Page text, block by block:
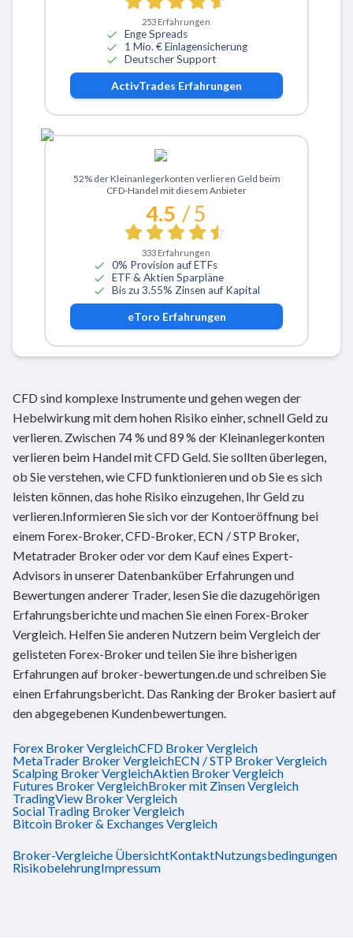
253 Erfahrungen
Enge Spreads
1 Mio. € Einlagensicherung
Deutscher Support
ActivTrades Erfahrungen
Zu eToro
52% der Kleinanlegerkonten verlieren Geld beim
CFD-Handel mit diesem Anbieter
4.5 / 5
333 Erfahrungen
0% Provision auf ETFs
ETF & Aktien Sparpläne
Bis zu 3.55% Zinsen auf Kapital
eToro Erfahrungen
CFD sind komplexe Instrumente und gehen wegen der
Hebelwirkung mit dem hohen Risiko einher, schnell Geld zu
verlieren. Zwischen 74 % und 89 % der Kleinanlegerkonten
verlieren beim Handel mit CFD Geld. Sie sollten überlegen,
ob Sie verstehen, wie CFD funktionieren und ob Sie es sich
leisten können, das hohe Risiko einzugehen, Ihr Geld zu
verlieren.Informieren Sie sich vor der Kontoeröffnung bei
einem Forex-Broker, CFD-Broker, ECN / STP Broker,
Metatrader Broker oder vor dem Kauf eines Expert-
Advisors in unserer Datenbanküber Erfahrungen und
Bewertungen anderer Trader, lesen Sie die dazugehörigen
Erfahrungsberichte und machen Sie einen Forex-Broker
Vergleich. Helfen Sie anderen Nutzern beim Vergleich der
gelisteten Forex-Broker und teilen Sie ihre bisherigen
Erfahrungen auf broker-bewertungen.de und schreiben Sie
einen Erfahrungsbericht. Das Ranking der Broker basiert auf
den abgegebenen Kundenbewertungen.
Forex Broker VergleichCFD Broker Vergleich
MetaTrader Broker VergleichECN / STP Broker Vergleich
Scalping Broker VergleichAktien Broker Vergleich
Futures Broker VergleichBroker mit Zinsen Vergleich
TradingView Broker Vergleich
Social Trading Broker Vergleich
Bitcoin Broker & Exchanges Vergleich
Broker-Vergleiche ÜbersichtKontaktNutzungsbedingungen
RisikobelehrungImpressum